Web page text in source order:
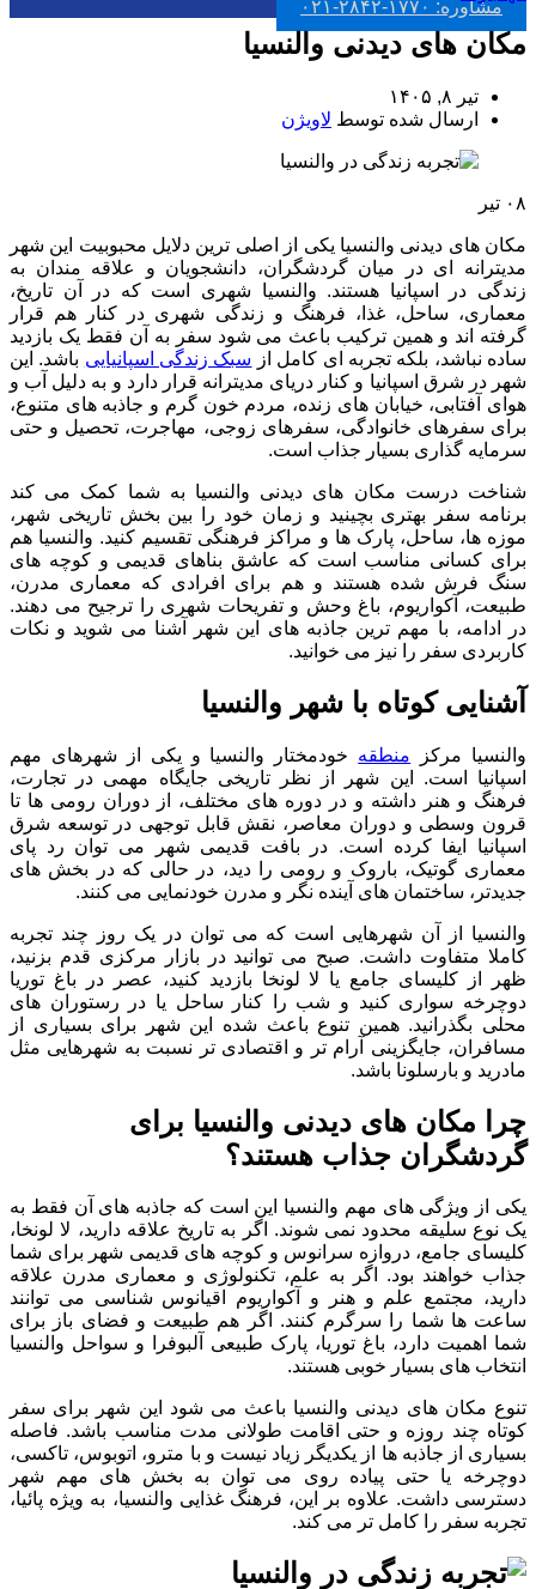
مشاوره: ۱۷۷۰-۲۸۴۲-۰۲۱
مکان های دیدنی والنسیا
تیر ۸, ۱۴۰۵
ارسال شده توسط لاویژن
۰۸ تیر
مکان های دیدنی والنسیا یکی از اصلی ترین دلایل محبوبیت این شهر
مدیترانه ای در میان گردشگران، دانشجویان و علاقه مندان به
زندگی در اسپانیا هستند. والنسیا شهری است که در آن تاریخ،
معماری، ساحل، غذا، فرهنگ و زندگی شهری در کنار هم قرار
گرفته اند و همین ترکیب باعث می شود سفر به آن فقط یک بازدید
ساده نباشد، بلکه تجربه ای کامل از سبک زندگی اسپانیایی باشد. این
شهر در شرق اسپانیا و کنار دریای مدیترانه قرار دارد و به دلیل آب و
هوای آفتابی، خیابان های زنده، مردم خون گرم و جاذبه های متنوع،
برای سفرهای خانوادگی، سفرهای زوجی، مهاجرت، تحصیل و حتی
سرمایه گذاری بسیار جذاب است.
شناخت درست مکان های دیدنی والنسیا به شما کمک می کند
برنامه سفر بهتری بچینید و زمان خود را بین بخش تاریخی شهر،
موزه ها، ساحل، پارک ها و مراکز فرهنگی تقسیم کنید. والنسیا هم
برای کسانی مناسب است که عاشق بناهای قدیمی و کوچه های
سنگ فرش شده هستند و هم برای افرادی که معماری مدرن،
طبیعت، آکواریوم، باغ وحش و تفریحات شهری را ترجیح می دهند.
در ادامه، با مهم ترین جاذبه های این شهر آشنا می شوید و نکات
کاربردی سفر را نیز می خوانید.
آشنایی کوتاه با شهر والنسیا
والنسیا مرکز منطقه خودمختار والنسیا و یکی از شهرهای مهم
اسپانیا است. این شهر از نظر تاریخی جایگاه مهمی در تجارت،
فرهنگ و هنر داشته و در دوره های مختلف، از دوران رومی ها تا
قرون وسطی و دوران معاصر، نقش قابل توجهی در توسعه شرق
اسپانیا ایفا کرده است. در بافت قدیمی شهر می توان رد پای
معماری گوتیک، باروک و رومی را دید، در حالی که در بخش های
جدیدتر، ساختمان های آینده نگر و مدرن خودنمایی می کنند.
والنسیا از آن شهرهایی است که می توان در یک روز چند تجربه
کاملا متفاوت داشت. صبح می توانید در بازار مرکزی قدم بزنید،
ظهر از کلیسای جامع یا لا لونخا بازدید کنید، عصر در باغ توریا
دوچرخه سواری کنید و شب را کنار ساحل یا در رستوران های
محلی بگذرانید. همین تنوع باعث شده این شهر برای بسیاری از
مسافران، جایگزینی آرام تر و اقتصادی تر نسبت به شهرهایی مثل
مادرید و بارسلونا باشد.
چرا مکان های دیدنی والنسیا برای
گردشگران جذاب هستند؟
یکی از ویژگی های مهم والنسیا این است که جاذبه های آن فقط به
یک نوع سلیقه محدود نمی شوند. اگر به تاریخ علاقه دارید، لا لونخا،
کلیسای جامع، دروازه سرانوس و کوچه های قدیمی شهر برای شما
جذاب خواهند بود. اگر به علم، تکنولوژی و معماری مدرن علاقه
دارید، مجتمع علم و هنر و آکواریوم اقیانوس شناسی می توانند
ساعت ها شما را سرگرم کنند. اگر هم طبیعت و فضای باز برای
شما اهمیت دارد، باغ توریا، پارک طبیعی آلبوفرا و سواحل والنسیا
انتخاب های بسیار خوبی هستند.
تنوع مکان های دیدنی والنسیا باعث می شود این شهر برای سفر
کوتاه چند روزه و حتی اقامت طولانی مدت مناسب باشد. فاصله
بسیاری از جاذبه ها از یکدیگر زیاد نیست و با مترو، اتوبوس، تاکسی،
دوچرخه یا حتی پیاده روی می توان به بخش های مهم شهر
دسترسی داشت. علاوه بر این، فرهنگ غذایی والنسیا، به ویژه پائیا،
تجربه سفر را کامل تر می کند.